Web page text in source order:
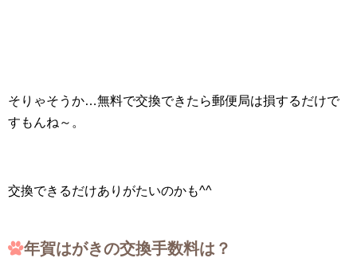
そりゃそうか…無料で交換できたら郵便局は損するだけで
すもんね～。
交換できるだけありがたいのかも^^
年賀はがきの交換手数料は？